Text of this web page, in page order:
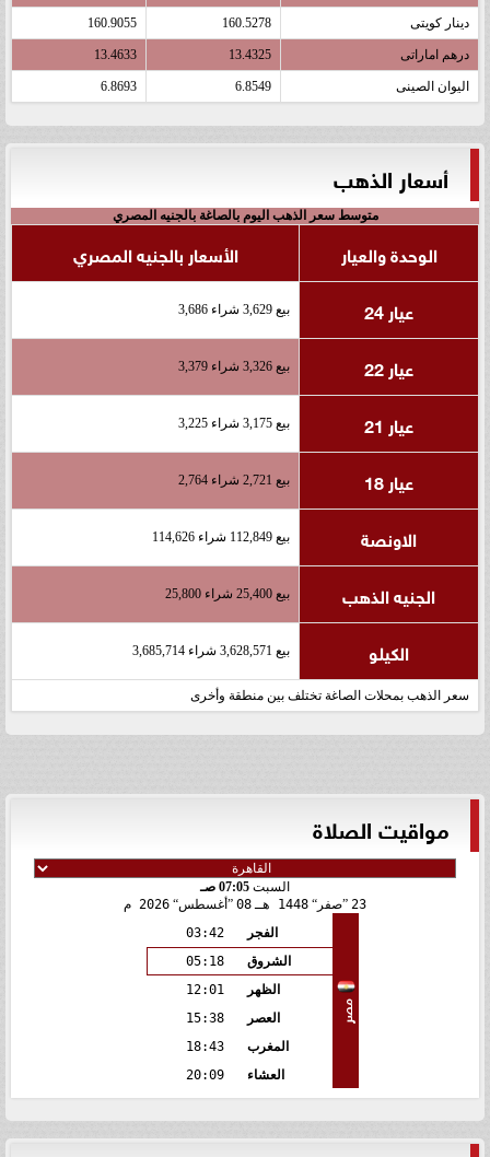
دينار كويتى 160.5278
160.9055
درهم اماراتى 13.4325
13.4633
اليوان الصينى 6.8549
6.8693
أسعار الذهب
متوسط سعر الذهب اليوم بالصاغة بالجنيه المصري
الوحدة والعيار
الأسعار بالجنيه المصري
عيار 24
بيع 3,629 شراء 3,686
عيار 22 بيع 3,326 شراء 3,379
عيار 21 بيع 3,175 شراء 3,225
عيار 18 بيع 2,721 شراء 2,764
الاونصة بيع 112,849 شراء 114,626
الجنيه الذهب بيع 25,400 شراء 25,800
الكيلو بيع 3,628,571 شراء 3,685,714
سعر الذهب بمحلات الصاغة تختلف بين منطقة وأخرى
مواقيت الصلاة
السبت 07:05 صـ
23
صفر 1448 هـ 08 أغسطس 2026 م
مصر
الفجر
03:42
الشروق
05:18
الظهر
12:01
العصر
15:38
المغرب
18:43
العشاء
20:09